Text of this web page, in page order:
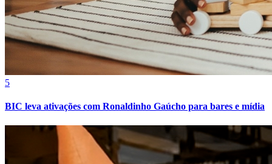
5
BIC leva ativações com Ronaldinho Gaúcho para bares e mídia